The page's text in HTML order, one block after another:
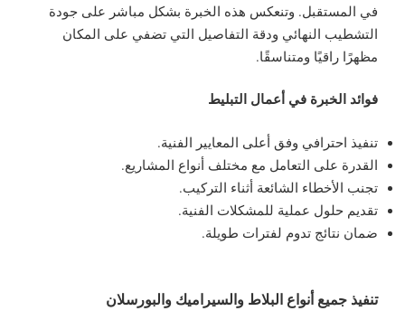
في المستقبل. وتنعكس هذه الخبرة بشكل مباشر على جودة
التشطيب النهائي ودقة التفاصيل التي تضفي على المكان
مظهرًا راقيًا ومتناسقًا.
فوائد الخبرة في أعمال التبليط
تنفيذ احترافي وفق أعلى المعايير الفنية.
القدرة على التعامل مع مختلف أنواع المشاريع.
تجنب الأخطاء الشائعة أثناء التركيب.
تقديم حلول عملية للمشكلات الفنية.
ضمان نتائج تدوم لفترات طويلة.
تنفيذ جميع أنواع البلاط والسيراميك والبورسلان